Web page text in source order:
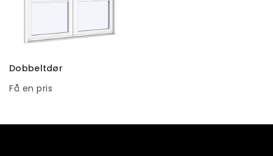
TILFØJ TIL KURV
Dobbeltdør
Få en pris